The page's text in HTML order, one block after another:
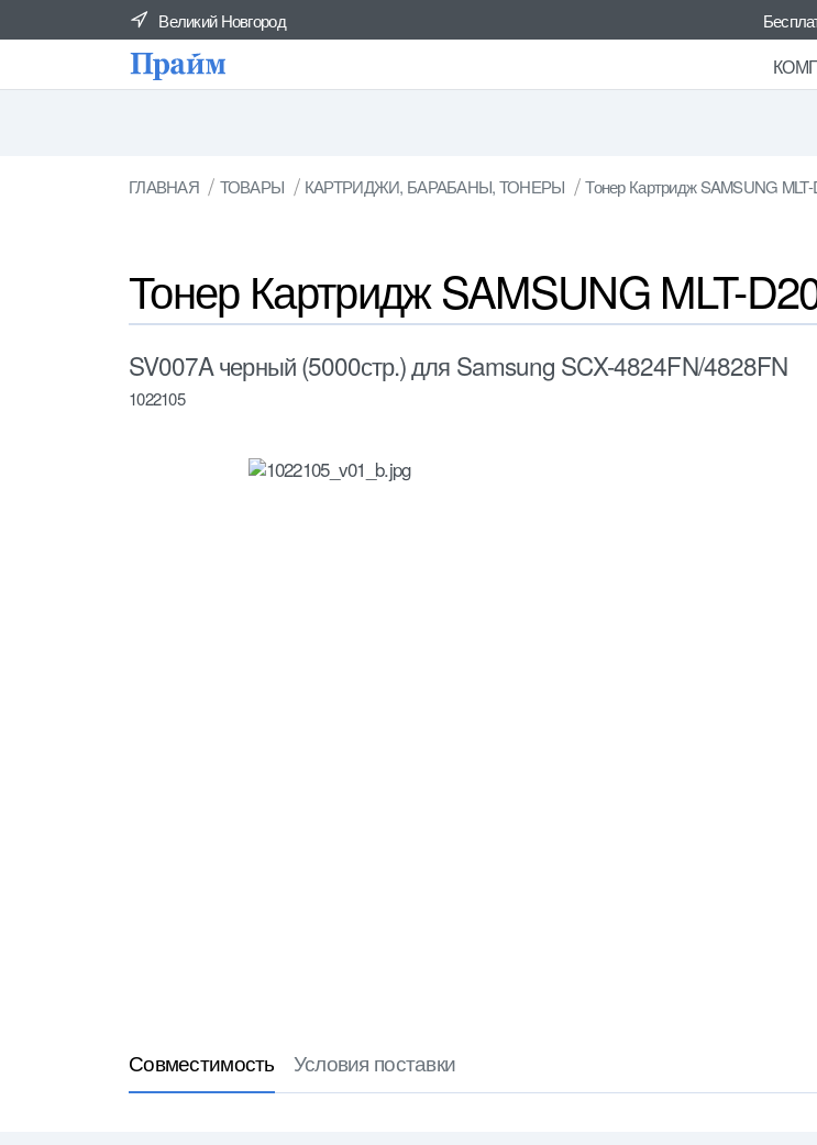
Великий Новгород
ГЛАВНАЯ ТОВАРЫ КАРТРИДЖИ, БАРАБАНЫ, ТОНЕРЫ Тонер Картридж SAMSUNG
Тонер Картридж SAMSUNG MLT-
SV007A черный (5000стр.) для Samsung SCX-4824FN/4828FN
1022105
Совместимость Условия поставки